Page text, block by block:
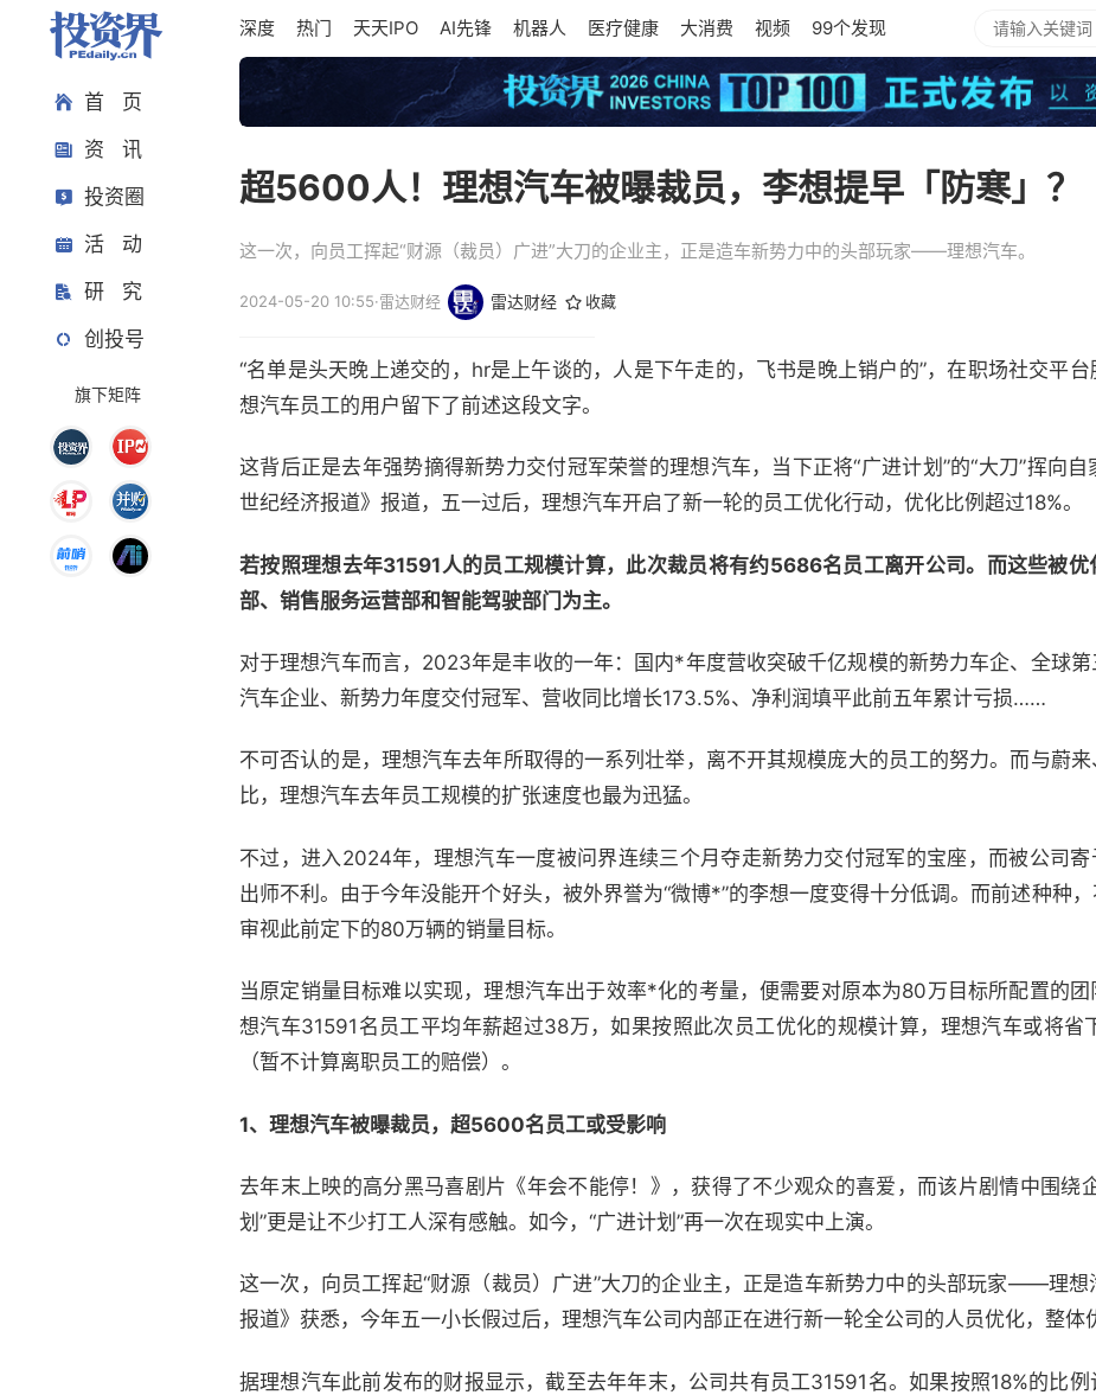
首 页
资 讯
投资圈
活 动
研 究
创投号
旗下矩阵
深度 热门 天天IPO AI先锋 机器人 医疗健康 大消费 视频 99个发现
超5600人！理想汽车被曝裁员，李想提早「防寒」？
这一次，向员工挥起“财源（裁员）广进”大刀的企业主，正是造车新势力中的头部玩家——理想汽车。
2024-05-20 10:55·雷达财经 雷达财经 收藏
“名单是头天晚上递交的，hr是上午谈的，人是下午走的，飞书是晚上销户的”，在职场社交平
想汽车员工的用户留下了前述这段文字。
这背后正是去年强势摘得新势力交付冠军荣誉的理想汽车，当下正将“广进计划”的“大刀”挥向
世纪经济报道》报道，五一过后，理想汽车开启了新一轮的员工优化行动，优化比例超过18%。
若按照理想去年31591人的员工规模计算，此次裁员将有约5686名员工离开公司。而这些被优
部、销售服务运营部和智能驾驶部门为主。
对于理想汽车而言，2023年是丰收的一年：国内*年度营收突破千亿规模的新势力车企、全球
汽车企业、新势力年度交付冠军、营收同比增长173.5%、净利润填平此前五年累计亏损……
不可否认的是，理想汽车去年所取得的一系列壮举，离不开其规模庞大的员工的努力。而与蔚
比，理想汽车去年员工规模的扩张速度也最为迅猛。
不过，进入2024年，理想汽车一度被问界连续三个月夺走新势力交付冠军的宝座，而被公司
出师不利。由于今年没能开个好头，被外界誉为“微博*”的李想一度变得十分低调。而前述种种
审视此前定下的80万辆的销量目标。
当原定销量目标难以实现，理想汽车出于效率*化的考量，便需要对原本为80万目标所配置的
想汽车31591名员工平均年薪超过38万，如果按照此次员工优化的规模计算，理想汽车或将省
（暂不计算离职员工的赔偿）。
1、理想汽车被曝裁员，超5600名员工或受影响
去年末上映的高分黑马喜剧片《年会不能停！》，获得了不少观众的喜爱，而该片剧情中围绕
划”更是让不少打工人深有感触。如今，“广进计划”再一次在现实中上演。
这一次，向员工挥起“财源（裁员）广进”大刀的企业主，正是造车新势力中的头部玩家——理想
报道》获悉，今年五一小长假过后，理想汽车公司内部正在进行新一轮全公司的人员优化，整体
据理想汽车此前发布的财报显示，截至去年年末，公司共有员工31591名。如果按照18%的比